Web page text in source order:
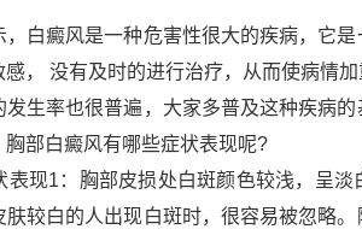
，白癜风是一种危害性很大的疾病，它是
， 没有及时的进行治疗，从而使病情
生率也很普遍，大家多普及这种疾病
部白癜风有哪些症状表现呢?
表现1：胸部皮损处白斑颜色较浅，呈
较白的人出现白斑时，很容易被忽略